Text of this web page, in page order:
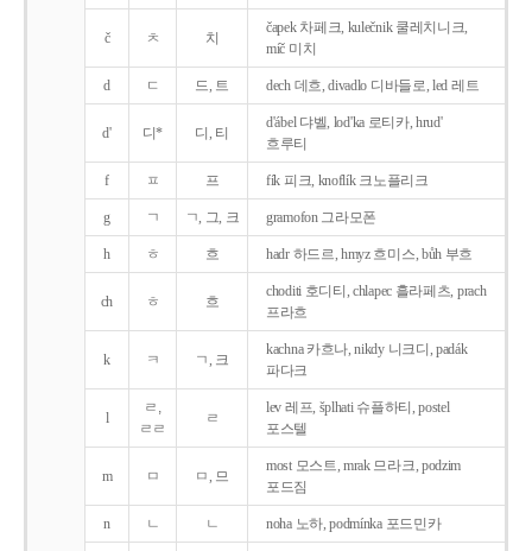
č ㅊ 치
čapek 차페크, kulečnik 쿨레치니크,
míč 미치
d ㄷ 드, 트 dech 데흐, divadlo 디바들로, led 레트
d' 디* 디, 티
d'ábel 댜벨, lod'ka 로티카, hrud'
흐루티
f ㅍ 프 fík 피크, knoflík 크노플리크
g ㄱ ㄱ, 그, 크 gramofon 그라모폰
h ㅎ 흐 hadr 하드르, hmyz 흐미스, bůh 부흐
ch ㅎ 흐
choditi 호디티, chlapec 흘라페츠, prach
프라흐
k ㅋ ㄱ, 크
kachna 카흐나, nikdy 니크디, padák
파다크
l
ㄹ,
ㄹㄹ
ㄹ
lev 레프, šplhati 슈플하티, postel
포스텔
m ㅁ ㅁ, 므
most 모스트, mrak 므라크, podzim
포드짐
n ㄴ ㄴ noha 노하, podmínka 포드민카